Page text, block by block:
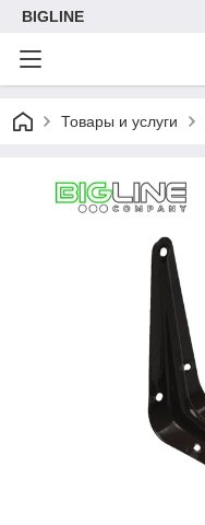
BIGLINE
Товары и услуги